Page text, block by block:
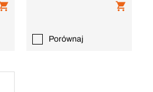
Porównaj